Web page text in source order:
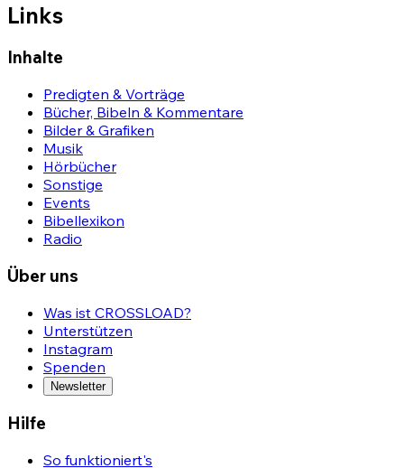
Links
Inhalte
Predigten & Vorträge
Bücher, Bibeln & Kommentare
Bilder & Grafiken
Musik
Hörbücher
Sonstige
Events
Bibellexikon
Radio
Über uns
Was ist CROSSLOAD?
Unterstützen
Instagram
Spenden
Newsletter
Hilfe
So funktioniert's